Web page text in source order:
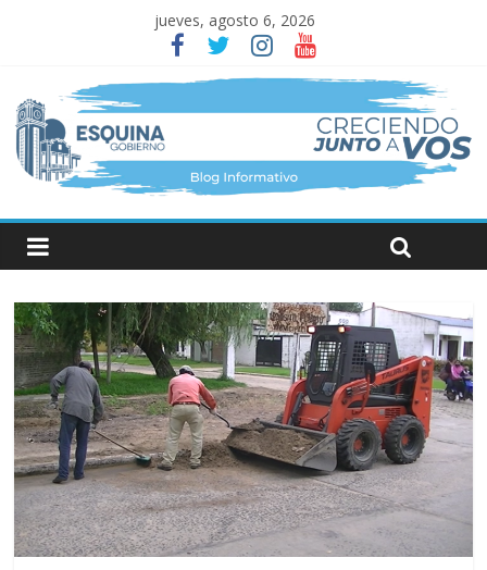
jueves, agosto 6, 2026